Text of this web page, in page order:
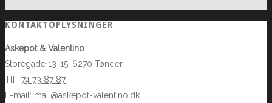
KONTAKTOPLYSNINGER
Askepot & Valentino
Storegade 13-15, 6270 Tønder
Tlf.: 74 73 87 87
E-mail: mail@askepot-valentino.dk